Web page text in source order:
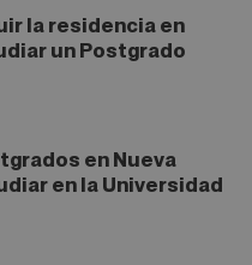
la residencia en
un Postgrado
en Nueva
en la Universidad